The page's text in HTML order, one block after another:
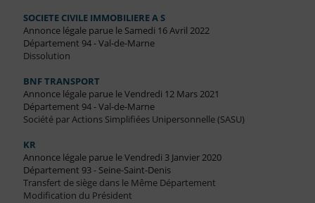
SOCIETE CIVILE IMMOBILIERE A S
Annonce légale parue le Samedi 16 Avril 2022
Département 94 - Val-de-Marne
Dissolution
BNF TRANSPORT
Annonce légale parue le Vendredi 12 Mars 2021
Département 94 - Val-de-Marne
Société par Actions Simplifiées Unipersonnelle (SASU)
KR
Annonce légale parue le Vendredi 3 Janvier 2020
Département 93 - Seine-Saint-Denis
Transfert de siège dans le Même Département
Modification du Président